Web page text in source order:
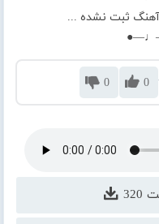
آهنگ ثبت نشده ...
0
0